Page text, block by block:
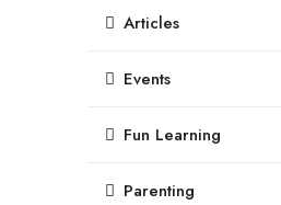
Articles
Events
Fun Learning
Parenting